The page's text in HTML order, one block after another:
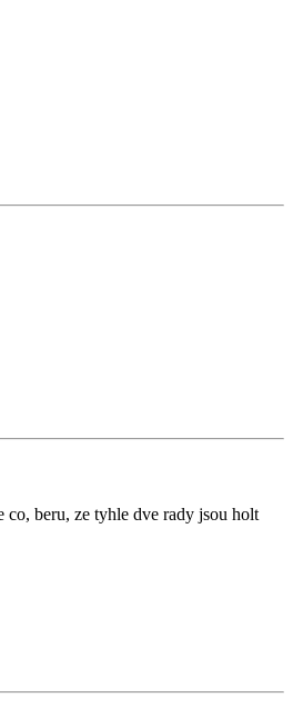
beru, ze tyhle dve rady jsou holt